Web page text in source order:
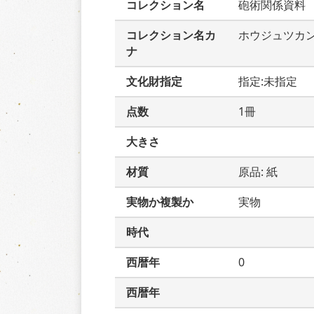
コレクション名
砲術関係資料
コレクション名カ
ナ
ホウジュツカ
文化財指定
指定:未指定
点数
1冊
大きさ
材質
原品: 紙
実物か複製か
実物
時代
西暦年
0
西暦年